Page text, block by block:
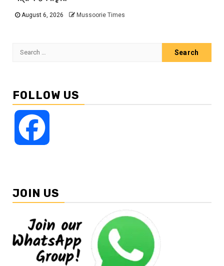
August 6, 2026 Mussoorie Times
Search
FOLLOW US
JOIN US